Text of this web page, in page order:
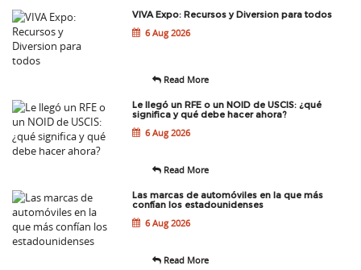
VIVA Expo: Recursos y Diversion para todos
6 Aug 2026
Read More
Le llegó un RFE o un NOID de USCIS: ¿qué
significa y qué debe hacer ahora?
6 Aug 2026
Read More
Las marcas de automóviles en la que más
confían los estadounidenses
6 Aug 2026
Read More